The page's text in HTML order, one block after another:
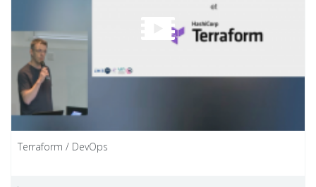
Terraform / DevOps